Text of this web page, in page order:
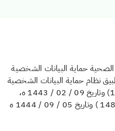
حماية البيانات الشخصية
نظام حماية البيانات الشخصية
الصادر بالمرسوم الملكي رقم (م/ 19) وتاريخ 09 / 02 / 1443 ه،
والمعدل بالمرسوم الملكي رقم(م/ 148 ) وتاريخ 05 / 09 / 1444 ه